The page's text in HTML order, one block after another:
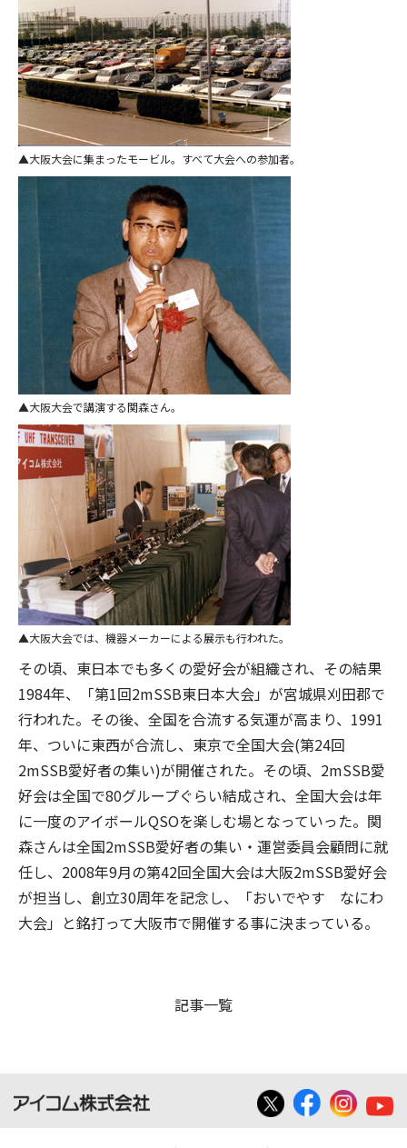
大阪大会に集まったモービル。すべて大会への参加者。
大阪大会で講演する関森さん。
大阪大会では、機器メーカーによる展示も行われた。
その頃、東日本でも多くの愛好会が組織され、その結果
1984年、「第1回2mSSB東日本大会」が宮城県刈田郡で
行われた。その後、全国を合流する気運が高まり、1991
年、ついに東西が合流し、東京で全国大会(第24回
2mSSB愛好者の集い)が開催された。その頃、2mSSB愛
好会は全国で80グループぐらい結成され、全国大会は年
に一度のアイボールQSOを楽しむ場となっていった。関
森さんは全国2mSSB愛好者の集い・運営委員会顧問に就
任し、2008年9月の第42回全国大会は大阪2mSSB愛好会
が担当し、創立30周年を記念し、「おいでやす なにわ
大会」と銘打って大阪市で開催する事に決まっている。
記事一覧